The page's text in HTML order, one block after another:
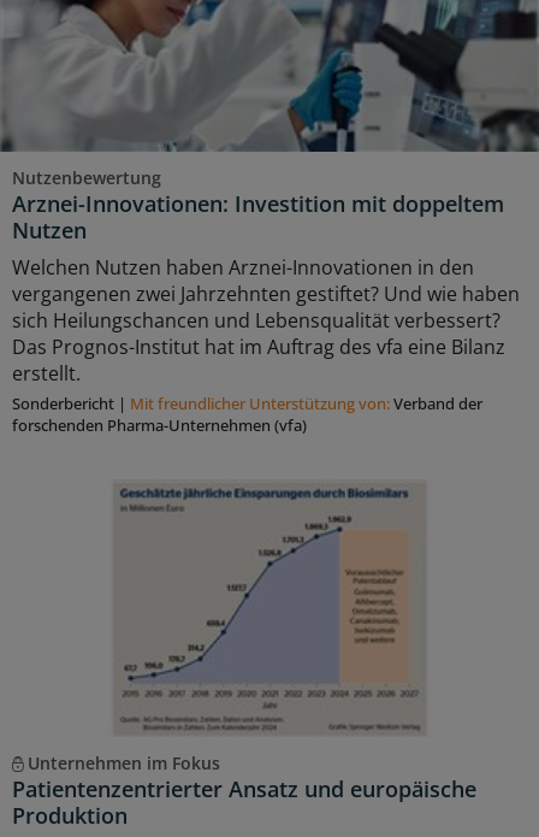
Nutzenbewertung
Arznei-Innovationen: Investition mit doppeltem
Nutzen
Welchen Nutzen haben Arznei-Innovationen in den
vergangenen zwei Jahrzehnten gestiftet? Und wie haben
sich Heilungschancen und Lebensqualität verbessert?
Das Prognos-Institut hat im Auftrag des vfa eine Bilanz
erstellt.
Sonderbericht | Mit freundlicher Unterstützung von:Verband der
forschenden Pharma-Unternehmen (vfa)
Unternehmen im Fokus
Patientenzentrierter Ansatz und europäische
Produktion